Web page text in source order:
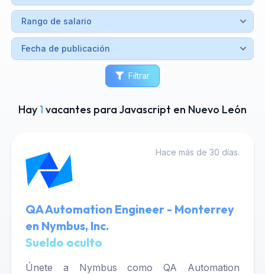
Filtrar
Hay1 vacantes para Javascript en Nuevo León
Hace más de 30 días.
QA Automation Engineer - Monterrey
en Nymbus, Inc.
Sueldo oculto
Únete a Nymbus como QA Automation